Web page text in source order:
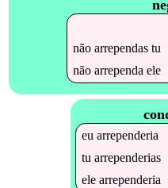
não arrependastu
não arrependa ele
eu arrependeria
tu arrependerias
ele arrependeria